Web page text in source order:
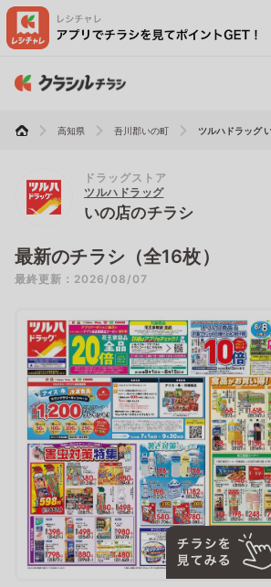
高知県 吾川郡いの町 ツルハドラッグ
ドラッグストア
ツルハドラッグ
いの店のチラシ
最新のチラシ（全16枚）
最終更新：2026/08/07